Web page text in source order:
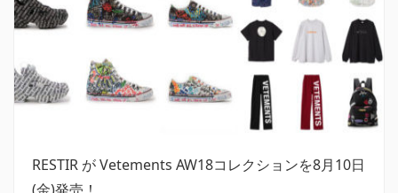
RESTIR が Vetements AW18コレクションを8月10日